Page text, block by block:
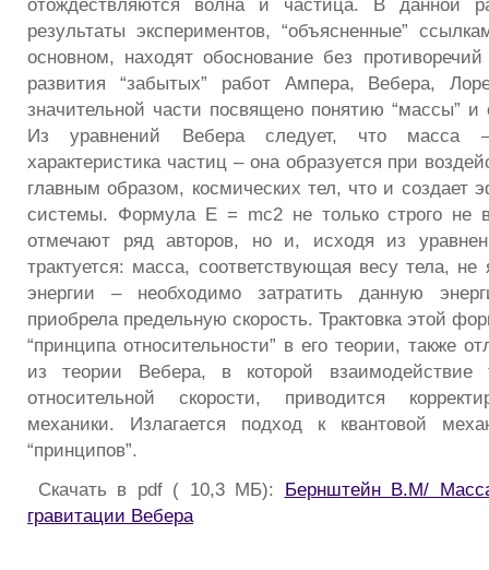
отождествляются волна и частица. В данной
результаты экспериментов, “объясненные”
основном, находят обоснование без
развития “забытых” работ Ампера, Вебера,
значительной части посвящено понятию “массы” и
Из уравнений Вебера следует, что масса
характеристика частиц – она образуется при
главным образом, космических тел, что и создает
системы. Формула E = mc2 не только строго не
отмечают ряд авторов, но и, исходя из
трактуется: масса, соответствующая весу тела, не
энергии – необходимо затратить данную
приобрела предельную скорость. Трактовка этой
“принципа относительности” в его теории, также
из теории Вебера, в которой
относительной скорости, приводится
механики. Излагается подход к квантовой
“принципов”.
Скачать в pdf ( 10,3 МБ): Бернштейн В.М/
гравитации Вебера